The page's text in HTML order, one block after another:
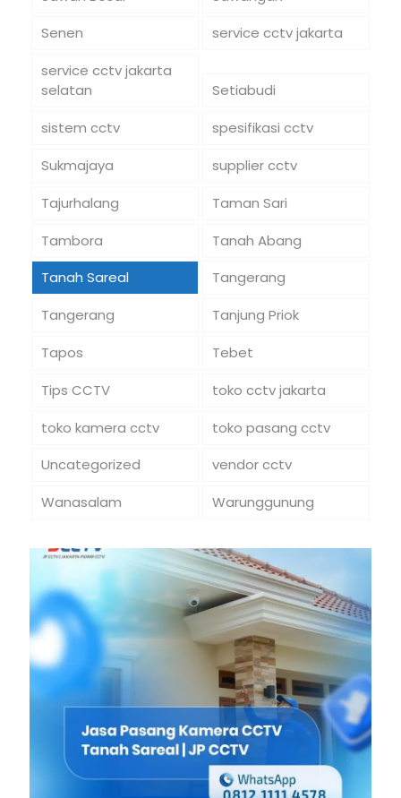
Senen
service cctv jakarta
service cctv jakarta
selatan
Setiabudi
sistem cctv
spesifikasi cctv
Sukmajaya
supplier cctv
Tajurhalang
Taman Sari
Tambora
Tanah Abang
Tanah Sareal
Tangerang
Tangerang
Tanjung Priok
Tapos
Tebet
Tips CCTV
toko cctv jakarta
toko kamera cctv
toko pasang cctv
Uncategorized
vendor cctv
Wanasalam
Warunggunung